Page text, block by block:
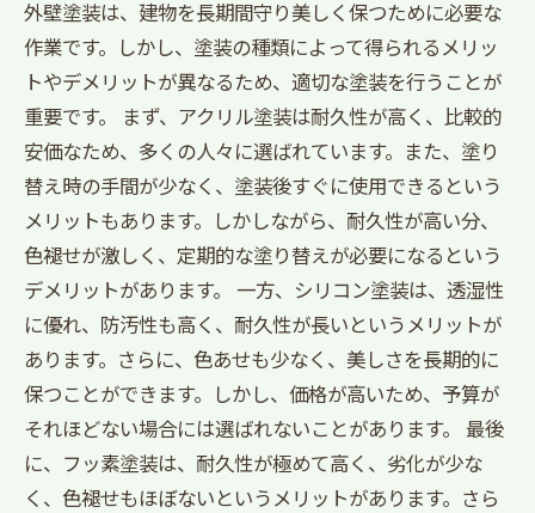
外壁塗装は、建物を長期間守り美しく保つために必要な
作業です。しかし、塗装の種類によって得られるメリッ
トやデメリットが異なるため、適切な塗装を行うことが
重要です。 まず、アクリル塗装は耐久性が高く、比較的
安価なため、多くの人々に選ばれています。また、塗り
替え時の手間が少なく、塗装後すぐに使用できるという
メリットもあります。しかしながら、耐久性が高い分、
色褪せが激しく、定期的な塗り替えが必要になるという
デメリットがあります。 一方、シリコン塗装は、透湿性
に優れ、防汚性も高く、耐久性が長いというメリットが
あります。さらに、色あせも少なく、美しさを長期的に
保つことができます。しかし、価格が高いため、予算が
それほどない場合には選ばれないことがあります。 最後
に、フッ素塗装は、耐久性が極めて高く、劣化が少な
く、色褪せもほぼないというメリットがあります。さら